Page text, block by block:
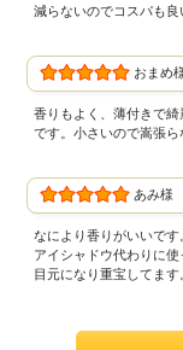
減らないのでコスパも良
おまめ
香りもよく、薄付きで
です。小さいので嵩張ら
あみ様
なにより香りがいいです
アイシャドウ代わりに
目元になり重宝してます